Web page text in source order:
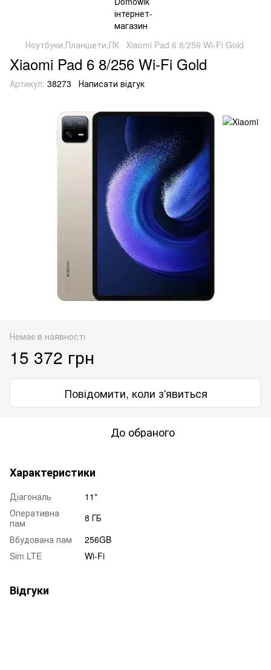
Ноутбуки,Планшети,ПК Xiaomi Pad 6 8/256 Wi-Fi Gold
Xiaomi Pad 6 8/256 Wi-Fi Gold
Артикул: 38273 Написати відгук
Немає в наявності
15 372 грн
Повідомити, коли з'явиться
До обраного
Характеристики
Діагональ
11"
Оперативна
пам
8 ГБ
Вбудована пам
256GB
Sim LTE
Wi-Fi
Відгуки